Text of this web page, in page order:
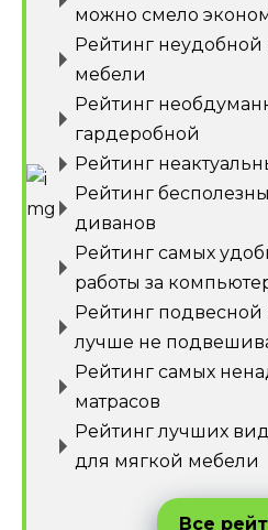
можно смело
Рейтинг неудобной
мебели
Рейтинг
гардеробной
Рейтинг
Рейтинг
диванов
Рейтинг самых
работы за
Рейтинг подвесной
лучше не
Рейтинг самых
матрасов
Рейтинг лучших
для мягкой мебели
Все